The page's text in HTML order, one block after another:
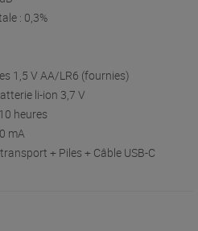
: 0,3%
1,5 V AA/LR6 (fournies)
li-ion 3,7 V
heures
mA
+ Piles + Câble USB-C